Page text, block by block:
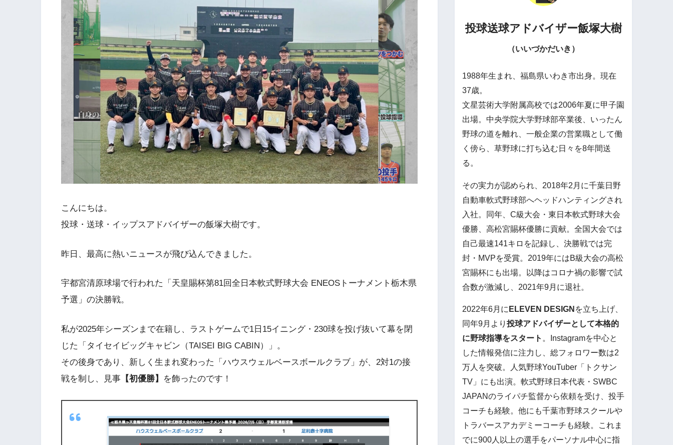
こんにちは。
投球・送球・イップスアドバイザーの飯塚大樹です。
昨日、最高に熱いニュースが飛び込んできました。
宇都宮清原球場で行われた「天皇賜杯第81回全日本軟式野球大会 ENEOSトーナメント栃木県
予選」の決勝戦。
私が2025年シーズンまで在籍し、ラストゲームで1日15イニング・230球を投げ抜いて幕を閉
じた「タイセイビッグキャビン（TAISEI BIG CABIN）」。
その後身であり、新しく生まれ変わった「ハウスウェルベースボールクラブ」が、2対1の接
戦を制し、見事 【初優勝】 を飾ったのです！
投球送球アドバイザー飯塚大樹
（いいづかだいき）
1988年生まれ、福島県いわき市出身。現在
37歳。
文星芸術大学附属高校では2006年夏に甲子園
出場。中央学院大学野球部卒業後、いったん
野球の道を離れ、一般企業の営業職として働
く傍ら、草野球に打ち込む日々を8年間送
る。
その実力が認められ、2018年2月に千葉日野
自動車軟式野球部へヘッドハンティングされ
入社。同年、C級大会・東日本軟式野球大会
優勝、高松宮賜杯優勝に貢献。全国大会では
自己最速141キロを記録し、決勝戦では完
封・MVPを受賞。2019年にはB級大会の高松
宮賜杯にも出場。以降はコロナ禍の影響で試
合数が激減し、2021年9月に退社。
2022年6月に ELEVEN DESIGN を立ち上げ、
同年9月より 投球アドバイザーとして本格的
に野球指導をスタート 。Instagramを中心と
した情報発信に注力し、総フォロワー数は2
万人を突破。人気野球YouTuber「トクサン
TV」にも出演。軟式野球日本代表・SWBC
JAPANのライパチ監督から依頼を受け、投手
コーチも経験。他にも千葉市野球スクールや
トラバースアカデミーコーチも経験。これま
でに900人以上の選手をパーソナル中心に指